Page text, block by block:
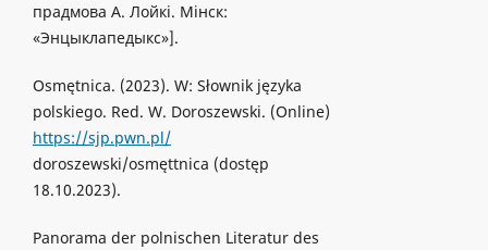
прадмова А. Лойкі. Мінск:
«Энцыклапедыкс»].
Osmętnica. (2023). W: Słownik języka
polskiego. Red. W. Doroszewski. (Online)
https://sjp.pwn.pl/
doroszewski/osmęttnica (dostęp
18.10.2023).
Panorama der polnischen Literatur des